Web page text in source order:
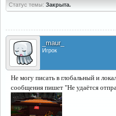
Статус темы: Закрыта.
_maur_
Игрок
Не могу писать в глобальный и
сообщения пишет "Не удаётся